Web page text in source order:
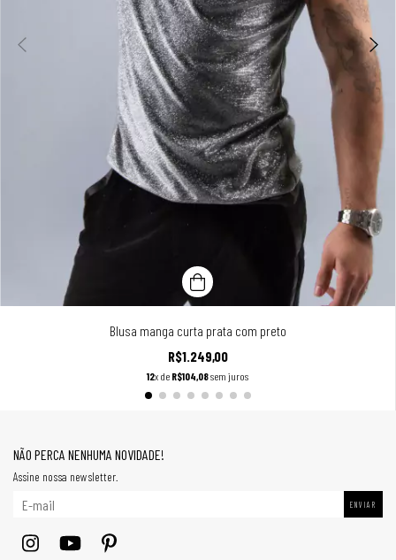
Blusa manga curta prata com preto
R$1.249,00
12x de R$104,08sem juros
NÃO PERCA NENHUMA NOVIDADE!
Assine nossa newsletter.